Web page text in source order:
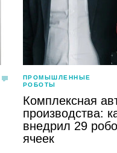
ПРОМЫШЛЕННЫЕ
РОБОТЫ
Комплексная
производства:
внедрил 29
ячеек